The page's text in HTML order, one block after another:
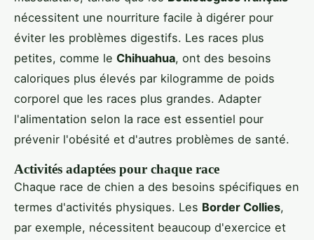
nécessitent une nourriture facile à digérer pour
éviter les problèmes digestifs. Les races plus
petites, comme le Chihuahua, ont des besoins
caloriques plus élevés par kilogramme de poids
corporel que les races plus grandes. Adapter
l'alimentation selon la race est essentiel pour
prévenir l'obésité et d'autres problèmes de santé.
Activités adaptées pour chaque race
Chaque race de chien a des besoins spécifiques en
termes d'activités physiques. Les Border Collies,
par exemple, nécessitent beaucoup d'exercice et